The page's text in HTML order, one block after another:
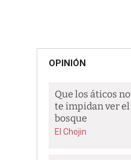
OPINIÓN
Que los áticos no
te impidan ver el
bosque
El Chojin